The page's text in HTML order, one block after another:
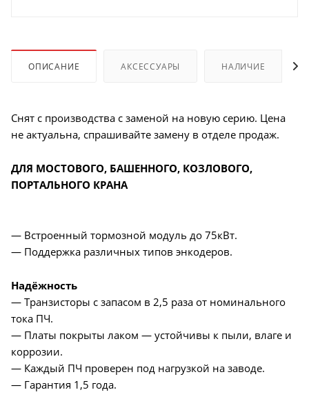
ОПИСАНИЕ АКСЕССУАРЫ НАЛИЧИЕ
Снят с производства с заменой на новую серию. Цена
не актуальна, спрашивайте замену в отделе продаж.
ДЛЯ МОСТОВОГО, БАШЕННОГО, КОЗЛОВОГО,
ПОРТАЛЬНОГО КРАНА
— Встроенный тормозной модуль до 75кВт.
— Поддержка различных типов энкодеров.
Надёжность
— Транзисторы с запасом в 2,5 раза от номинального
тока ПЧ.
— Платы покрыты лаком — устойчивы к пыли, влаге и
коррозии.
— Каждый ПЧ проверен под нагрузкой на заводе.
— Гарантия 1,5 года.